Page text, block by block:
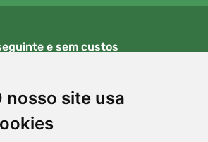
nosso site usa
e sem custos
encomendas superiores a 80 EUR
gratuitas
trocar a sua encomenda em qualquer
de 90 dias